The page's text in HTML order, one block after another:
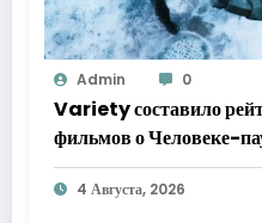
Admin 0
Variety составило
фильмов о Человеке-
к лучшему
4 Августа, 2026